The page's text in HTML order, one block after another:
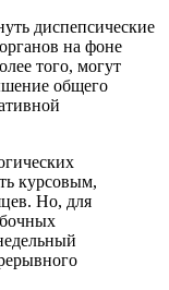
диспепсические
на фоне
того, могут
общего
курсовым,
Но, для